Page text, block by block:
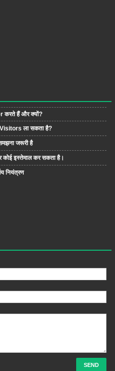
करते हैं और क्यों?
ला सकता है?
जरूरी है
कोई इस्तेमाल कर सकता है।
नियंत्रण